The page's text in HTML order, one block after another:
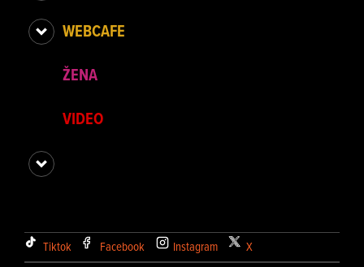
WEBCAFE
ŽENA
VIDEO
Tiktok Facebook Instagram X